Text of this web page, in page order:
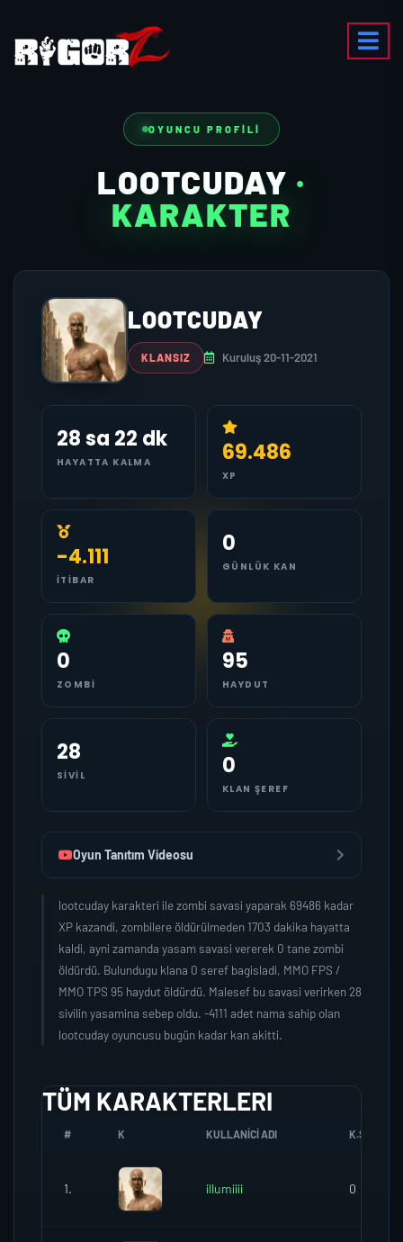
OYUNCU PROFILI
LOOTCUDAY ·
KARAKTER
LOOTCUDAY
KLANSIZ Kuruluş 20-11-2021
28 sa 22 dk
HAYATTA KALMA 69.486
XP
-4.111
İTIBAR
0
GÜNLÜK KAN
0
ZOMBI
95
HAYDUT
28
SIVIL 0
KLAN ŞEREF
Oyun Tanıtım Videosu
lootcuday karakteri ile zombi savasi yaparak 69486 kadar
XP kazandi, zombilere öldürülmeden 1703 dakika hayatta
kaldi, ayni zamanda yasam savasi vererek 0 tane zombi
öldürdü. Bulundugu klana 0 seref bagisladi, MMO FPS /
MMO TPS 95 haydut öldürdü. Malesef bu savasi verirken 28
sivilin yasamina sebep oldu. -4111 adet nama sahip olan
lootcuday oyuncusu bugün kadar kan akitti.
TÜM KARAKTERLERI
# K KULLANICI ADI K.SEREFI
1. illumiiii 0